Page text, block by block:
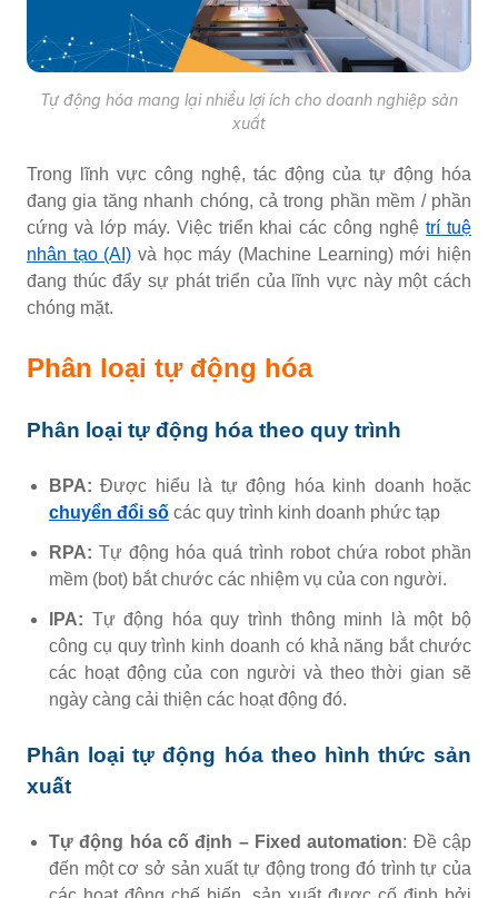
Tự động hóa mang lại nhiều lợi ích cho doanh nghiệp sản
xuất
Trong lĩnh vực công nghệ, tác động của tự động hóa
đang gia tăng nhanh chóng, cả trong phần mềm / phần
cứng và lớp máy. Việc triển khai các công nghệtrí tuệ
nhân tạo (AI) và học máy (Machine Learning) mới hiện
đang thúc đẩy sự phát triển của lĩnh vực này một cách
chóng mặt.
Phân loại tự động hóa
Phân loại tự động hóa theo quy trình
BPA:Được hiểu là tự động hóa kinh doanh hoặc
chuyển đổi số các quy trình kinh doanh phức tạp
RPA: Tự động hóa quá trình robot chứa robot phần
mềm (bot) bắt chước các nhiệm vụ của con người.
IPA: Tự động hóa quy trình thông minh là một bộ
công cụ quy trình kinh doanh có khả năng bắt chước
các hoạt động của con người và theo thời gian sẽ
ngày càng cải thiện các hoạt động đó.
Phân loại tự động hóa theo hình thức sản
xuất
Tự động hóacố định – Fixed automation: Đề cập
đến một cơ sở sản xuất tự động trong đó trình tự của